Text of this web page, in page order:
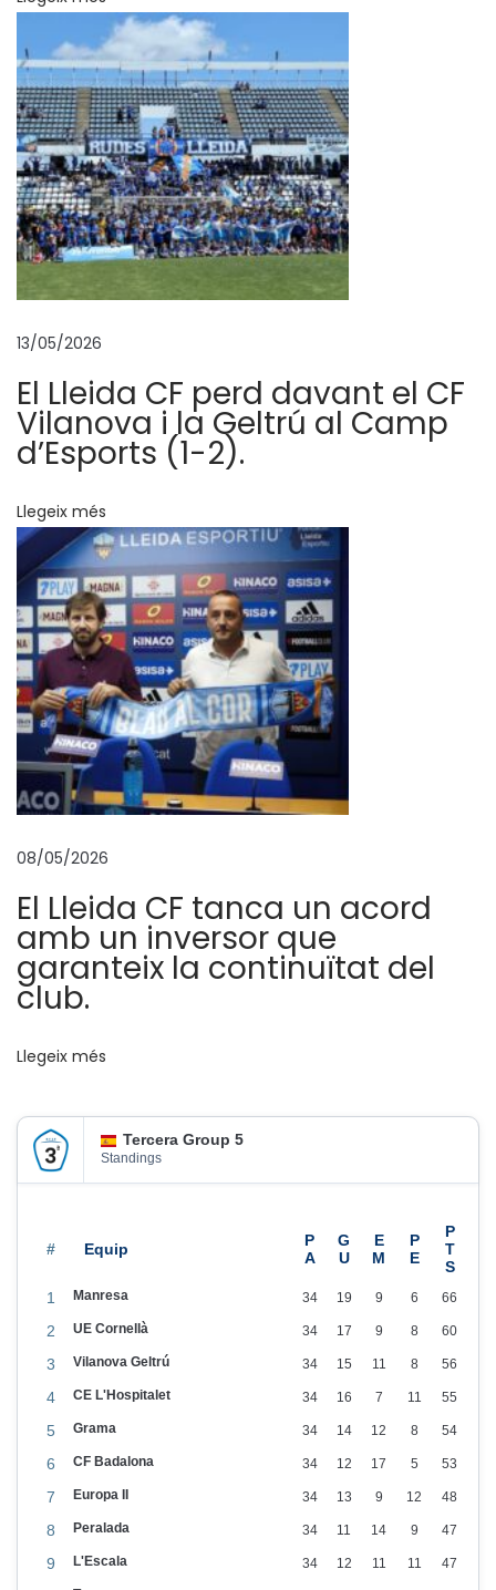
r
d
e
l
P
l
a
y
O
f
T
a
q
e
m
t
e
m
o
r
d
a
d
e
p
r
i
e
13/05/2026
El Lleida CF perd davant el CF
Vilanova i la Geltrú al Camp
d’Esports (1-2).
Llegeix més
08/05/2026
El Lleida CF tanca un acord
amb un inversor que
garanteix la continuïtat del
club.
Llegeix més
Tercera Group 5
Standings
#
1 Manresa 34 19 9 6 66
2 UE Cornellà 34 17 9 8 60
3 Vilanova Geltrú 34 15 11 8 56
4 CE L'Hospitalet 34 16 7 11 55
5 Grama 34 14 12 8 54
6 CF Badalona 34 12 17 5 53
7 Europa II 34 13 9 12 48
8 Peralada 34 11 14 9 47
9 L'Escala 34 12 11 11 47